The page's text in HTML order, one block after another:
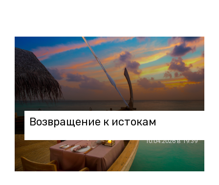
10.04.2026 в 19:39
Возвращение к истокам